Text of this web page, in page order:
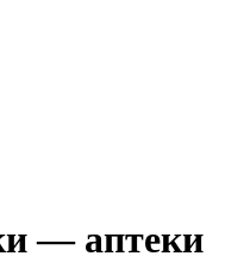
— аптеки